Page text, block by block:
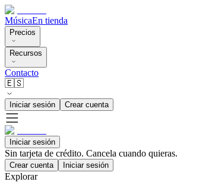
MúsicaEn tienda
Precios
Recursos
Contacto
🇪🇸
Iniciar sesión Crear cuenta
Iniciar sesión
Sin tarjeta de crédito. Cancela cuando quieras.
Crear cuenta Iniciar sesión
Explorar